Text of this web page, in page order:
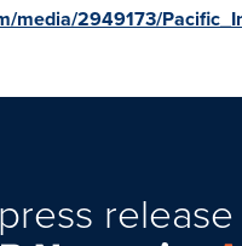
media/2949173/